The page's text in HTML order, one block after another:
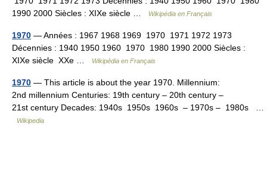
1990 2000 Siècles : XIXe siècle …
Wikipédia en Français
1970 — Années : 1967 1968 1969 1970 1971 1972 1973
Décennies : 1940 1950 1960 1970 1980 1990 2000 Siècles :
XIXe siècle XXe …
Wikipédia en Français
1970 — This article is about the year 1970. Millennium:
2nd millennium Centuries: 19th century – 20th century –
21st century Decades: 1940s 1950s 1960s – 1970s – 1980s …
Wikipedia